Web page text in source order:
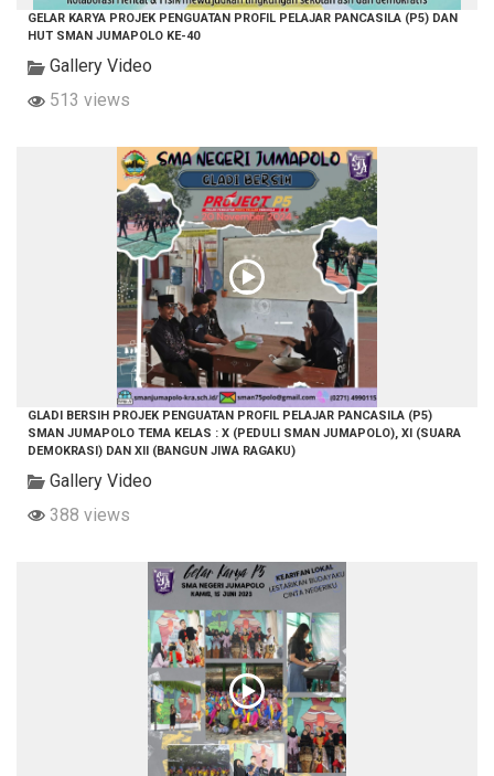
GELAR KARYA PROJEK PENGUATAN PROFIL PELAJAR PANCASILA (P5) DAN
HUT SMAN JUMAPOLO KE-40
Gallery Video
513 views
GLADI BERSIH PROJEK PENGUATAN PROFIL PELAJAR PANCASILA (P5)
SMAN JUMAPOLO TEMA KELAS : X (PEDULI SMAN JUMAPOLO), XI (SUARA
DEMOKRASI) DAN XII (BANGUN JIWA RAGAKU)
Gallery Video
388 views